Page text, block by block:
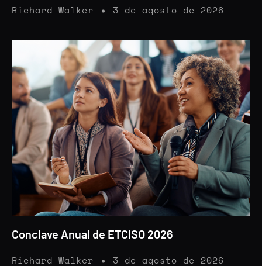
Richard Walker 3 de agosto de 2026
Conclave Anual de ETCISO 2026
Richard Walker 3 de agosto de 2026